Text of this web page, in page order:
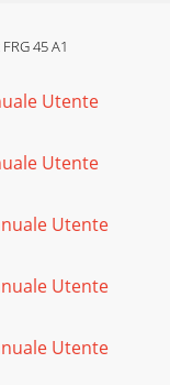
2 table de
la cald3 1
podaci
mm / 13
ﬁ e totdeauna
Picioarele (5 +
45 A1
Utente
Utente
Utente
Utente
Utente